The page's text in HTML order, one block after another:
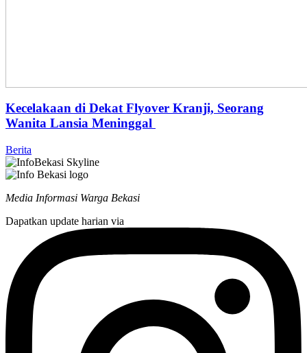
Kecelakaan di Dekat Flyover Kranji, Seorang
Wanita Lansia Meninggal
Berita
Media Informasi Warga Bekasi
Dapatkan update harian via